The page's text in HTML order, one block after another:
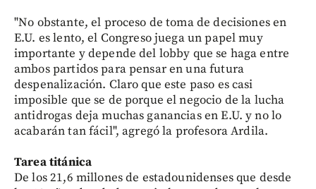
"No obstante, el proceso de toma de decisiones en
E.U. es lento, el Congreso juega un papel muy
importante y depende del lobby que se haga entre
ambos partidos para pensar en una futura
despenalización. Claro que este paso es casi
imposible que se de porque el negocio de la lucha
antidrogas deja muchas ganancias en E.U. y no lo
acabarán tan fácil", agregó la profesora Ardila.
Tarea titánica
De los 21,6 millones de estadounidenses que desde